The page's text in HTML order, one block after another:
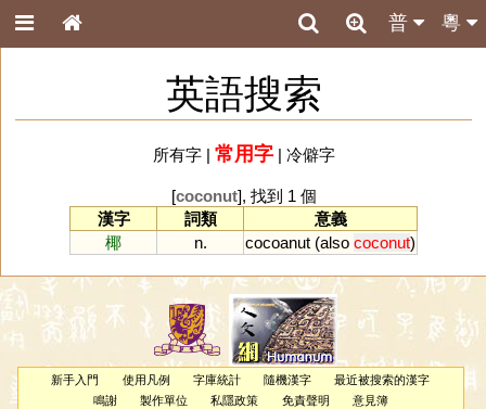
粵
普
英語搜索
所有字| 常用字| 冷僻字
[coconut], 找到 1 個
漢字
詞類
意義
椰
n. cocoanut (also coconut)
新手入門 使用凡例 字庫統計 隨機漢字
最近被搜索的漢字
鳴謝
製作單位 私隱政策 免責聲明 意見簿